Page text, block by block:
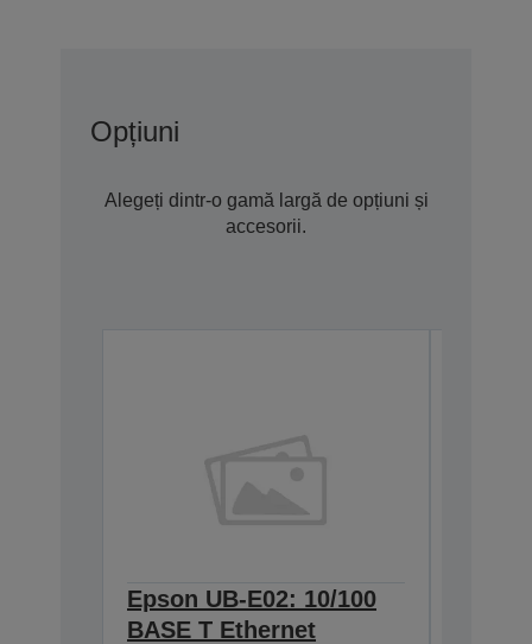
Opțiuni
Alegeți dintr-o gamă largă de opțiuni și
accesorii.
Epson UB-E02: 10/100
BASE T Ethernet